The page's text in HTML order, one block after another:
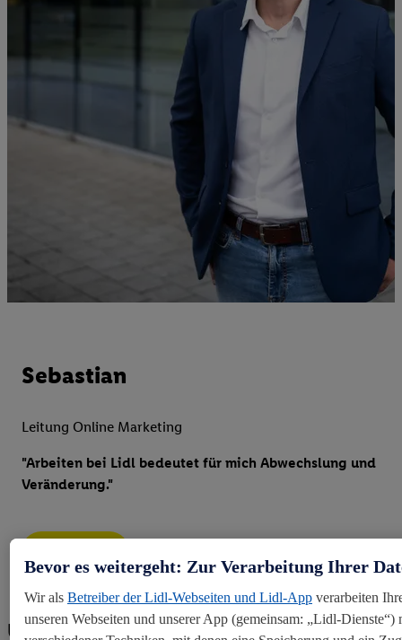
Sebastian
Leitung Online Marketing
"Arbeiten bei Lidl bedeutet für mich Abwechslung und
Veränderung."
Unsere Aufgabengebiete
Bevor es weitergeht: Zur Verarbeitung Ihrer
Wir als Betreiber der Lidl-Webseiten und Lidl-App verarbeiten
unseren Webseiten und unserer App (gemeinsam: „Lidl-Dienste“)